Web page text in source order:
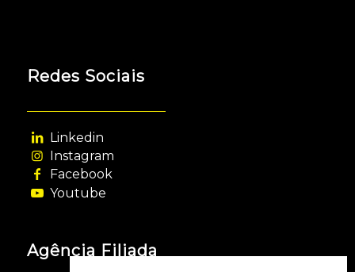
Redes Sociais
Linkedin
Instagram
Facebook
Youtube
Agência Filiada